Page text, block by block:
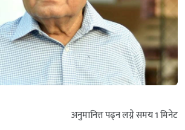
अनुमानित्त पढ्न लग्ने समय1मिनेट